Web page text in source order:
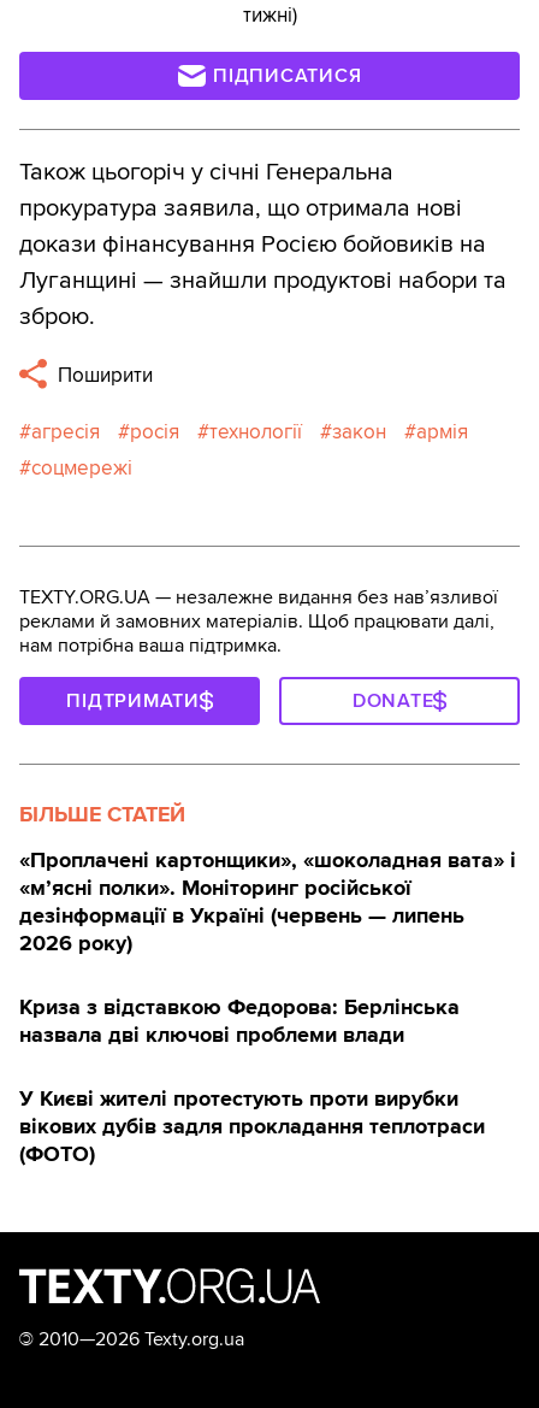
тижні)
ПІДПИСАТИСЯ
Також цьогоріч у січні Генеральна
прокуратура заявила, що отримала нові
докази фінансування Росією бойовиків на
Луганщині — знайшли продуктові набори та
зброю.
Поширити
агресія росія технології закон
армія
соцмережі
TEXTY.ORG.UA — незалежне видання без навʼязливої
реклами й замовних матеріалів. Щоб працювати далі,
нам потрібна ваша підтримка.
ПІДТРИМАТИ DONATE
БІЛЬШЕ СТАТЕЙ
«Проплачені картонщики», «шоколадная вата» і
«м’ясні полки». Моніторинг російської
дезінформації в Україні (червень — липень
2026 року)
Криза з відставкою Федорова: Берлінська
назвала дві ключові проблеми влади
У Києві жителі протестують проти вирубки
вікових дубів задля прокладання теплотраси
(ФОТО)
© 2010—2026 Texty.org.ua